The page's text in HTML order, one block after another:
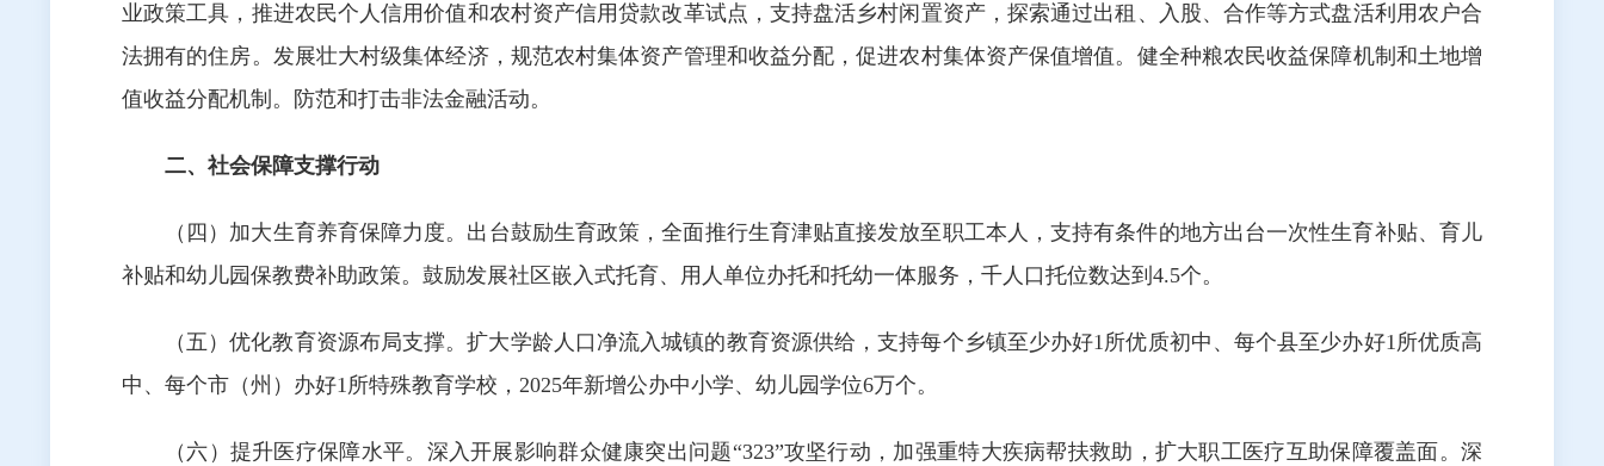
业政策工具，推进农民个人信用价值和农村资产信用贷款改革试点，支持盘活乡村闲置资产，探索通过出租、入股、合作等方式盘活利用农户合
法拥有的住房。发展壮大村级集体经济，规范农村集体资产管理和收益分配，促进农村集体资产保值增值。健全种粮农民收益保障机制和土地增
值收益分配机制。防范和打击非法金融活动。
二、社会保障支撑行动
（四）加大生育养育保障力度。出台鼓励生育政策，全面推行生育津贴直接发放至职工本人，支持有条件的地方出台一次性生育补贴、育儿
补贴和幼儿园保教费补助政策。鼓励发展社区嵌入式托育、用人单位办托和托幼一体服务，千人口托位数达到4.5个。
（五）优化教育资源布局支撑。扩大学龄人口净流入城镇的教育资源供给，支持每个乡镇至少办好1所优质初中、每个县至少办好1所优质高
中、每个市（州）办好1所特殊教育学校，2025年新增公办中小学、幼儿园学位6万个。
（六）提升医疗保障水平。深入开展影响群众健康突出问题“323”攻坚行动，加强重特大疾病帮扶救助，扩大职工医疗互助保障覆盖面。深